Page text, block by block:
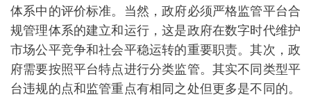
体系中的评价标准。当然，政府必须严格监管平台合
规管理体系的建立和运行，这是政府在数字时代维护
市场公平竞争和社会平稳运转的重要职责。其次，政
府需要按照平台特点进行分类监管。其实不同类型平
台违规的点和监管重点有相同之处但更多是不同的。